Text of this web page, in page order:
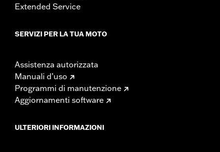
Extended Service
SERVIZI PER LA TUA MOTO
Assistenza autorizzata
Manuali d’uso
Programmi di manutenzione
Aggiornamenti software
ULTERIORI INFORMAZIONI